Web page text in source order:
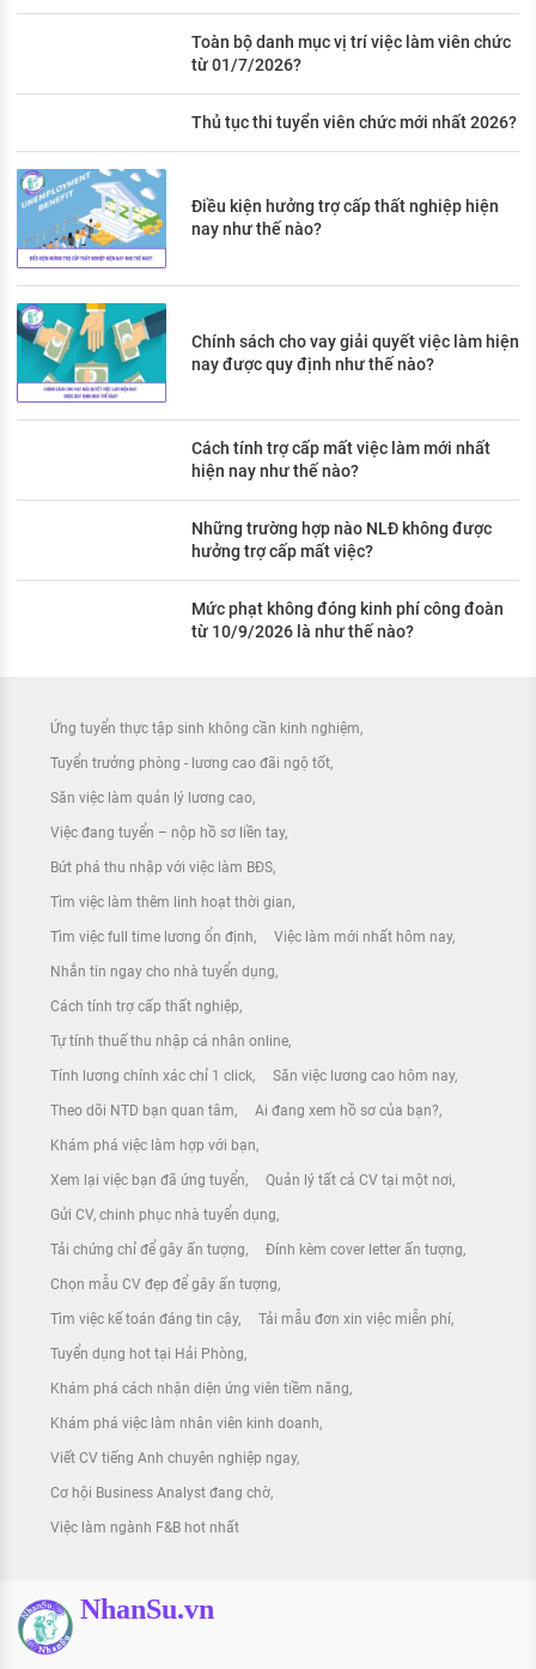
Toàn bộ danh mục vị trí việc làm viên chức
từ 01/7/2026?
Thủ tục thi tuyển viên chức mới nhất 2026?
Điều kiện hưởng trợ cấp thất nghiệp hiện
nay như thế nào?
Chính sách cho vay giải quyết việc làm hiện
nay được quy định như thế nào?
Cách tính trợ cấp mất việc làm mới nhất
hiện nay như thế nào?
Những trường hợp nào NLĐ không được
hưởng trợ cấp mất việc?
Mức phạt không đóng kinh phí công đoàn
từ 10/9/2026 là như thế nào?
Ứng tuyển thực tập sinh không cần kinh nghiệm
Tuyển trưởng phòng - lương cao đãi ngộ tốt
Săn việc làm quản lý lương cao
Việc đang tuyển – nộp hồ sơ liền tay
Bứt phá thu nhập với việc làm BĐS
Tìm việc làm thêm linh hoạt thời gian
Tìm việc full time lương ổn định Việc làm mới nhất hôm nay
Nhắn tin ngay cho nhà tuyển dụng
Cách tính trợ cấp thất nghiệp
Tự tính thuế thu nhập cá nhân online
Tính lương chính xác chỉ 1 click Săn việc lương cao hôm nay
Theo dõi NTD bạn quan tâm Ai đang xem hồ sơ của bạn?
Khám phá việc làm hợp với bạn
Xem lại việc bạn đã ứng tuyển Quản lý tất cả CV tại một nơi
Gửi CV, chinh phục nhà tuyển dụng
Tải chứng chỉ để gây ấn tượng Đính kèm cover letter ấn tượng
Chọn mẫu CV đẹp để gây ấn tượng
Tìm việc kế toán đáng tin cậy Tải mẫu đơn xin việc miễn phí
Tuyển dụng hot tại Hải Phòng
Khám phá cách nhận diện ứng viên tiềm năng
Khám phá việc làm nhân viên kinh doanh
Viết CV tiếng Anh chuyên nghiệp ngay
Cơ hội Business Analyst đang chờ
Việc làm ngành F&B hot nhất
NhanSu.vn